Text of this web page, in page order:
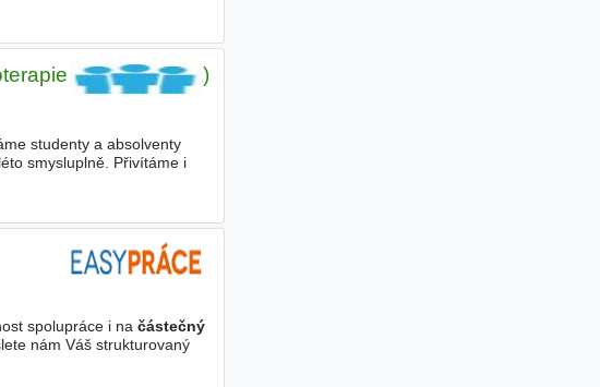
(pátek-sobota)
studenty a absolventy
smysluplně. Přivítáme i
spolupráce i na částečný
nám Váš strukturovaný